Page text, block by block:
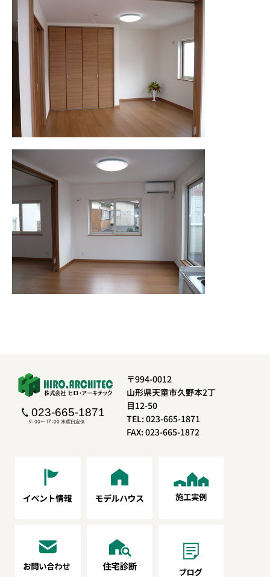
〒994-0012
山形県天童市久野本2丁
目12-50
TEL: 023-665-1871
FAX: 023-665-1872